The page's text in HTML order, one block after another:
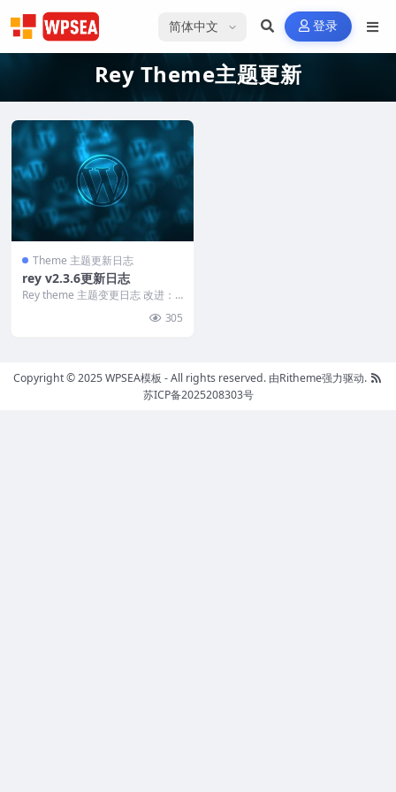
选择语言 登录
Rey Theme主题更新
Theme 主题更新日志
rey v2.3.6更新日志
Rey theme 主题变更日志 改进：
305
Copyright © 2025 WPSEA模板 - All rights reserved. 由Ritheme强力驱动.
苏ICP备2025208303号